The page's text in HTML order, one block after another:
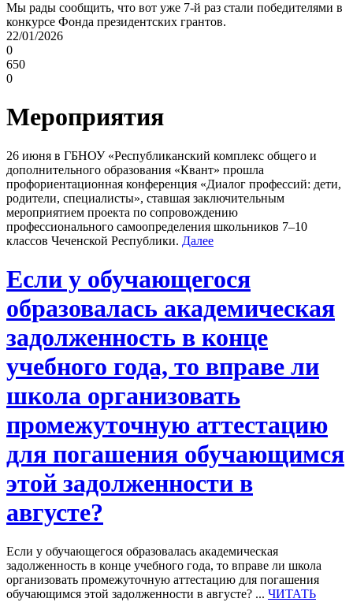
Мы рады сообщить, что вот уже 7-й раз стали победителями в
конкурсе Фонда президентских грантов.
22/01/2026
0
650
0
Мероприятия
26 июня в ГБНОУ «Республиканский комплекс общего и
дополнительного образования «Квант» прошла
профориентационная конференция «Диалог профессий: дети,
родители, специалисты», ставшая заключительным
мероприятием проекта по сопровождению
профессионального самоопределения школьников 7–10
классов Чеченской Республики. Далее
Если у обучающегося
образовалась академическая
задолженность в конце
учебного года, то вправе ли
школа организовать
промежуточную аттестацию
для погашения обучающимся
этой задолженности в
августе?
Если у обучающегося образовалась академическая
задолженность в конце учебного года, то вправе ли школа
организовать промежуточную аттестацию для погашения
обучающимся этой задолженности в августе? ... ЧИТАТЬ